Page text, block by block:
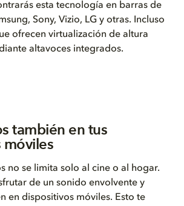
esta tecnología en barras de
Sony, Vizio, LG y otras. Incluso
ofrecen virtualización de altura
altavoces integrados.
también en tus
no se limita solo al cine o al hogar.
de un sonido envolvente y
en dispositivos móviles. Esto te